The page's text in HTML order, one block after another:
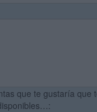
que te gustaría que